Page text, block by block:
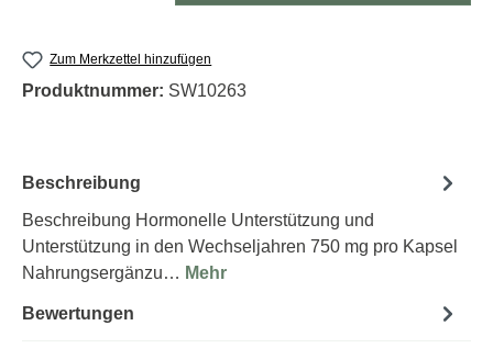
Zum Merkzettel hinzufügen
Produktnummer: SW10263
Beschreibung
Beschreibung Hormonelle Unterstützung und
Unterstützung in den Wechseljahren 750 mg pro Kapsel
Nahrungsergänzu… Mehr
Bewertungen